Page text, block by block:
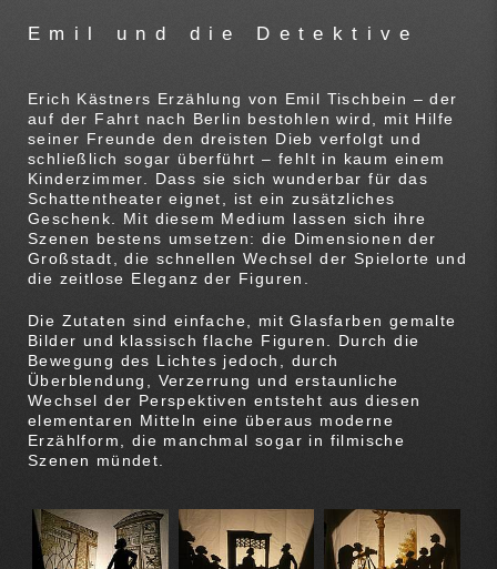
Emil und die Detektive
Erich Kästners Erzählung von Emil Tischbein – der
auf der Fahrt nach Berlin bestohlen wird, mit Hilfe
seiner Freunde den dreisten Dieb verfolgt und
schließlich sogar überführt – fehlt in kaum einem
Kinderzimmer. Dass sie sich wunderbar für das
Schattentheater eignet, ist ein zusätzliches
Geschenk. Mit diesem Medium lassen sich ihre
Szenen bestens umsetzen: die Dimensionen der
Großstadt, die schnellen Wechsel der Spielorte und
die zeitlose Eleganz der Figuren.
Die Zutaten sind einfache, mit Glasfarben gemalte
Bilder und klassisch flache Figuren. Durch die
Bewegung des Lichtes jedoch, durch
Überblendung, Verzerrung und erstaunliche
Wechsel der Perspektiven entsteht aus diesen
elementaren Mitteln eine überaus moderne
Erzählform, die manchmal sogar in filmische
Szenen mündet.